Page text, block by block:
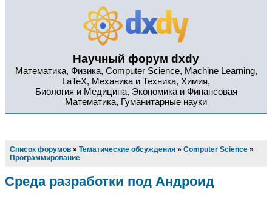
Научный форум dxdy
Математика, Физика, Computer Science, Machine Learning,
LaTeX, Механика и Техника, Химия,
Биология и Медицина, Экономика и Финансовая
Математика, Гуманитарные науки
Список форумов » Тематические обсуждения » Computer Science »
Программирование
Среда разработки под Андроид